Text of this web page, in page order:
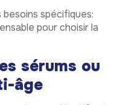
spécifiques:
pour choisir la
sérums ou
âge